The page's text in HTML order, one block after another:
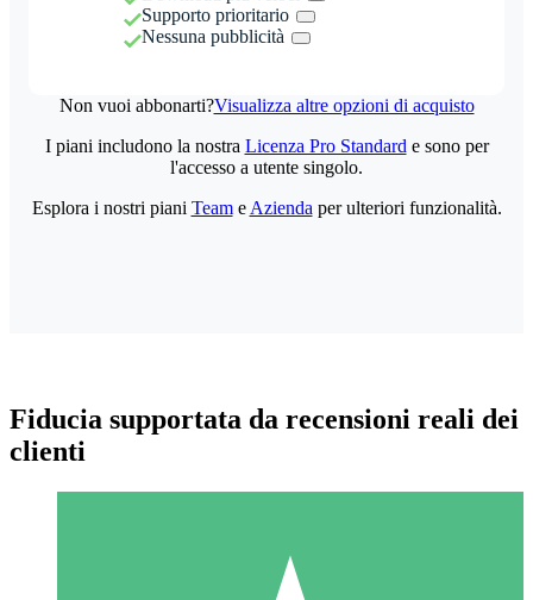
Supporto prioritario
Nessuna pubblicità
Non vuoi abbonarti?Visualizza altre opzioni di acquisto
I piani includono la nostra Licenza Pro Standard e sono per
l'accesso a utente singolo.
Esplora i nostri piani Teame Azienda per ulteriori funzionalità.
Fiducia supportata da recensioni reali dei
clienti